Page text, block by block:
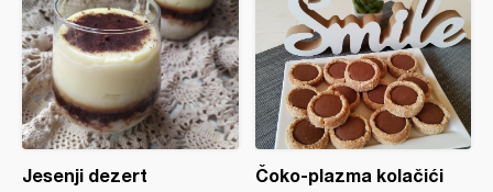
Jesenji dezert Čoko-plazma kolačići